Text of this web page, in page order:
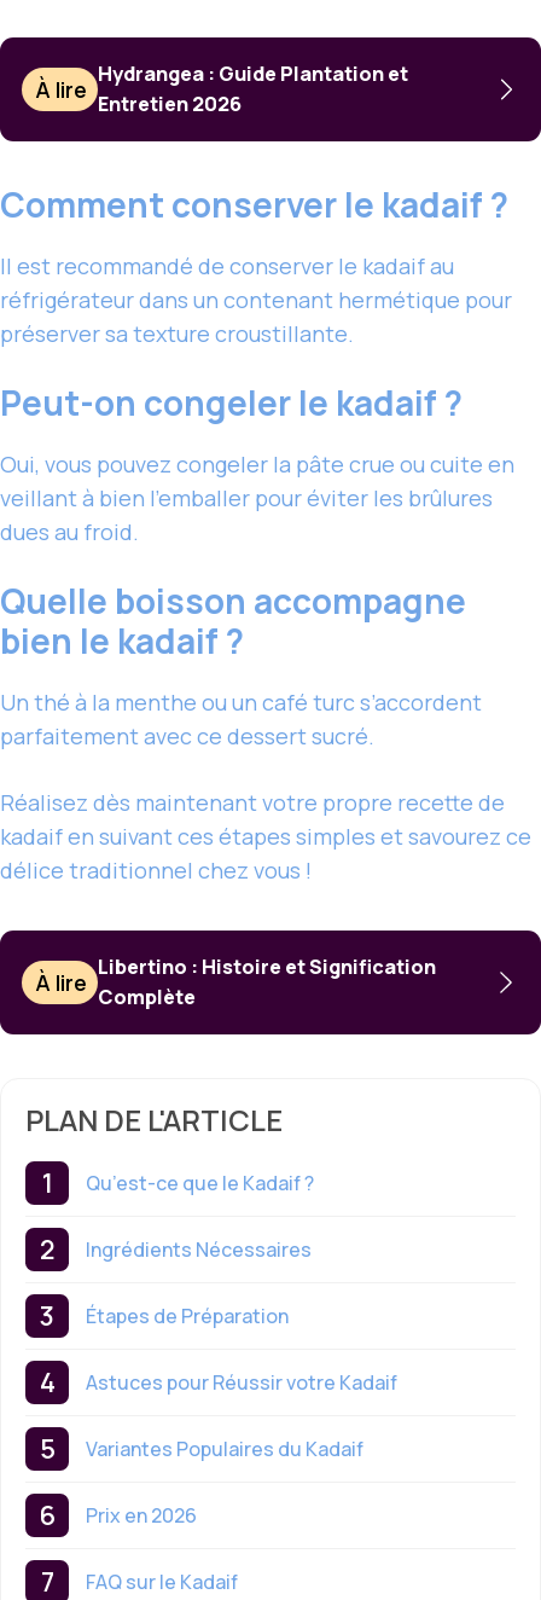
À lire
Hydrangea : Guide Plantation et
Entretien 2026
Comment conserver le kadaif ?
Il est recommandé de conserver le kadaif au
réfrigérateur dans un contenant hermétique pour
préserver sa texture croustillante.
Peut-on congeler le kadaif ?
Oui, vous pouvez congeler la pâte crue ou cuite en
veillant à bien l’emballer pour éviter les brûlures
dues au froid.
Quelle boisson accompagne
bien le kadaif ?
Un thé à la menthe ou un café turc s’accordent
parfaitement avec ce dessert sucré.
Réalisez dès maintenant votre propre recette de
kadaif en suivant ces étapes simples et savourez ce
délice traditionnel chez vous !
À lire
Libertino : Histoire et Signification
Complète
PLAN DE L'ARTICLE
Qu’est-ce que le Kadaif ?
Ingrédients Nécessaires
Étapes de Préparation
Astuces pour Réussir votre Kadaif
Variantes Populaires du Kadaif
Prix en 2026
FAQ sur le Kadaif